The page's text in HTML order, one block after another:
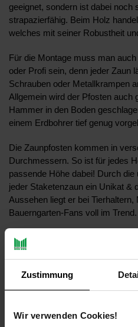
Zustimmung
Wir verwenden Cookies!
geeignet, sondern ist dabei noch
strapazierfähig. Beim Holz
welches mit seiner Robustheit
Für die Montage muss man
oder Profi sein, denn jeder Zaun
Schrauben oder Metallkrampen
Allgemein wird der Pfosten auch
Hammer in den Boden
einem Erdbohrer tief genug
Die Zaunpfosten kommen in
Durchmessern. So ist für jedes
passende Höhe dabei! Durch
jeder Staketenzaun ein Unikat &
Aussehen liegt er bei Tierhaltern,
Bauerngarten-Fans voll im Trend.
Aquagart bietet Ihnen qualitativ
Garten- und Teichzubehör an.
die beste Produktverarbeitung.
Leistungsversprechen!